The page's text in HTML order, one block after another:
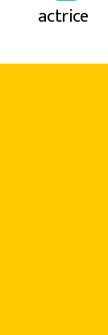
actrice